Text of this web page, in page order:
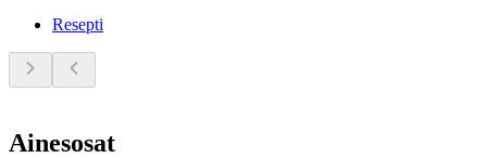
Resepti
Ainesosat